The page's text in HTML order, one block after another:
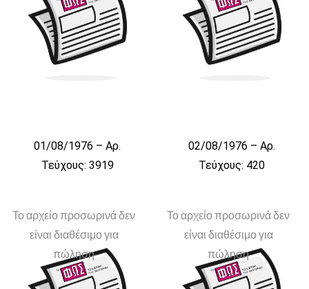
01/08/1976 – Αρ.
Τεύχους: 3919
02/08/1976 – Αρ.
Τεύχους: 420
Το αρχείο προσωρινά δεν
είναι διαθέσιμο για
πώληση
Το αρχείο προσωρινά δεν
είναι διαθέσιμο για
πώληση